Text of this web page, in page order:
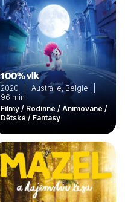
100% vlk
2020 | Austrálie, Belgie |
96 min
Filmy / Rodinné / Animované /
Dětské / Fantasy